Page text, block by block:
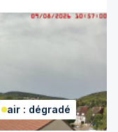
air : dégradé